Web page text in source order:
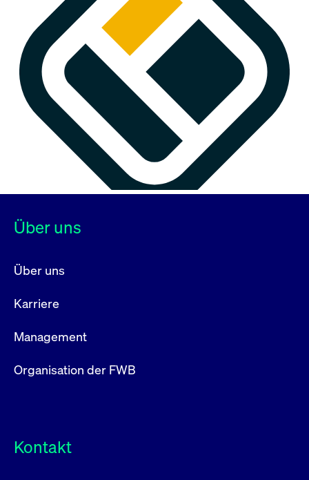
Über uns
Über uns
Karriere
Management
Organisation der FWB
Kontakt